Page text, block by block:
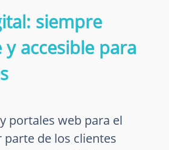
siempre
accesible para
portales web para el
parte de los clientes